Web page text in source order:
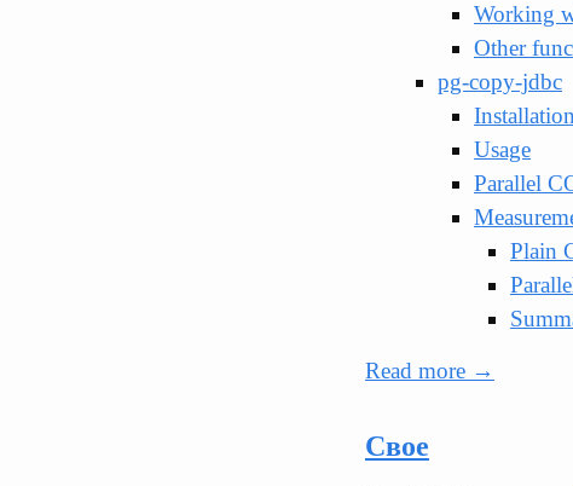
Working
Other
pg-copy-jdbc
Installation
Usage
Parallel
Plain
Read more →
Свое